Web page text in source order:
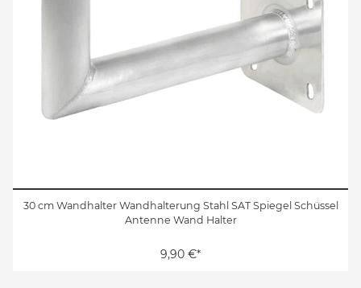
30 cm Wandhalter Wandhalterung Stahl SAT Spiegel Schüssel
Antenne Wand Halter
9,90 €*